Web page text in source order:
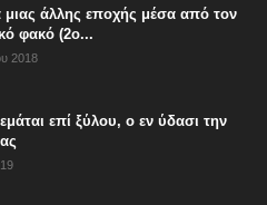
μιας άλλης εποχής μέσα από τον
φακό (2ο...
2018
επί ξύλου, ο εν ύδασι την